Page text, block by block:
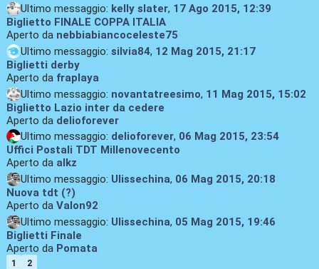
Ultimo messaggio: kelly slater, 17 Ago 2015, 12:39
Biglietto FINALE COPPA ITALIA
Aperto da nebbiabiancoceleste75
Ultimo messaggio: silvia84, 12 Mag 2015, 21:17
Biglietti derby
Aperto da fraplaya
Ultimo messaggio: novantatreesimo, 11 Mag 2015, 15:02
Biglietto Lazio inter da cedere
Aperto da delioforever
Ultimo messaggio: delioforever, 06 Mag 2015, 23:54
Uffici Postali TDT Millenovecento
Aperto da alkz
Ultimo messaggio: Ulissechina, 06 Mag 2015, 20:18
Nuova tdt (?)
Aperto da Valon92
Ultimo messaggio: Ulissechina, 05 Mag 2015, 19:46
Biglietti Finale
Aperto da Pomata
1 2